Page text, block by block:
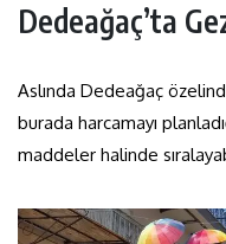
Dedeağaç’ta
Aslında Dedeağaç
burada harcamayı
maddeler halinde